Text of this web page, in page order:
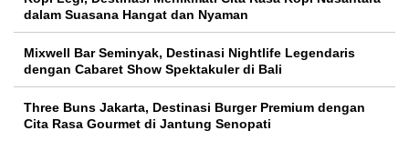
dalam Suasana Hangat dan Nyaman
Mixwell Bar Seminyak, Destinasi Nightlife Legendaris
dengan Cabaret Show Spektakuler di Bali
Three Buns Jakarta, Destinasi Burger Premium dengan
Cita Rasa Gourmet di Jantung Senopati